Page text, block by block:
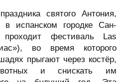
святого Антония,
в испанском городке Сан-
проходит фестиваль Las
во время которого
прыгают через костёр,
и снискать им